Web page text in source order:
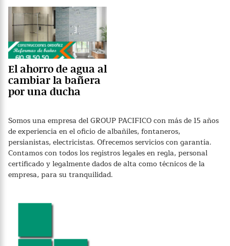
El ahorro de agua al
cambiar la bañera
por una ducha
Somos una empresa del GROUP PACIFICO con más de 15 años
de experiencia en el oficio de albañiles, fontaneros,
persianistas, electricistas. Ofrecemos servicios con garantía.
Contamos con todos los registros legales en regla, personal
certificado y legalmente dados de alta como técnicos de la
empresa, para su tranquilidad.